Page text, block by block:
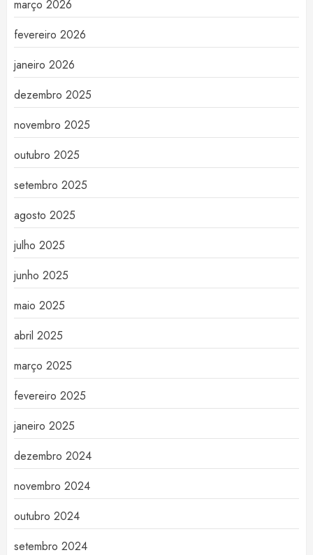
março 2026
fevereiro 2026
janeiro 2026
dezembro 2025
novembro 2025
outubro 2025
setembro 2025
agosto 2025
julho 2025
junho 2025
maio 2025
abril 2025
março 2025
fevereiro 2025
janeiro 2025
dezembro 2024
novembro 2024
outubro 2024
setembro 2024